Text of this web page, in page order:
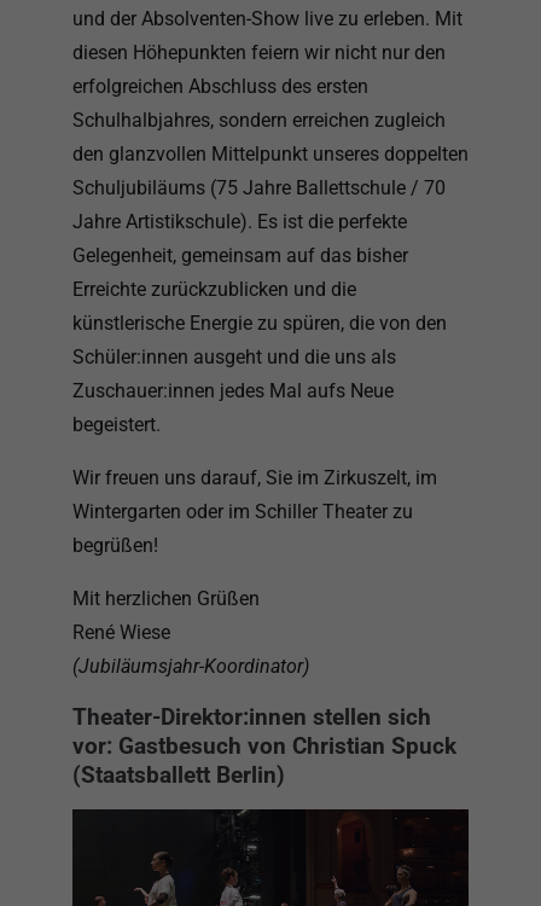
und der Absolventen-Show live zu erleben. Mit
diesen Höhepunkten feiern wir nicht nur den
erfolgreichen Abschluss des ersten
Schulhalbjahres, sondern erreichen zugleich
den glanzvollen Mittelpunkt unseres doppelten
Schuljubiläums (75 Jahre Ballettschule / 70
Jahre Artistikschule). Es ist die perfekte
Gelegenheit, gemeinsam auf das bisher
Erreichte zurückzublicken und die
künstlerische Energie zu spüren, die von den
Schüler:innen ausgeht und die uns als
Zuschauer:innen jedes Mal aufs Neue
begeistert.
Wir freuen uns darauf, Sie im Zirkuszelt, im
Wintergarten oder im Schiller Theater zu
begrüßen!
Mit herzlichen Grüßen
René Wiese
(Jubiläumsjahr-Koordinator)
Theater-Direktor:innen stellen sich
vor: Gastbesuch von Christian Spuck
(Staatsballett Berlin)